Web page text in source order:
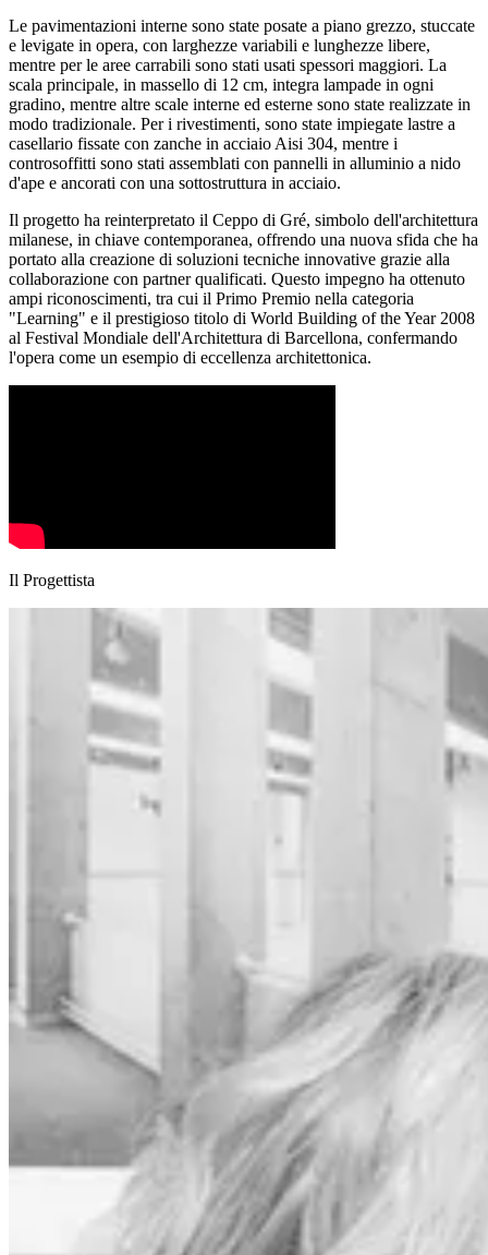
Le pavimentazioni interne sono state posate a piano grezzo, stuccate
e levigate in opera, con larghezze variabili e lunghezze libere,
mentre per le aree carrabili sono stati usati spessori maggiori. La
scala principale, in massello di 12 cm, integra lampade in ogni
gradino, mentre altre scale interne ed esterne sono state realizzate in
modo tradizionale. Per i rivestimenti, sono state impiegate lastre a
casellario fissate con zanche in acciaio Aisi 304, mentre i
controsoffitti sono stati assemblati con pannelli in alluminio a nido
d'ape e ancorati con una sottostruttura in acciaio.
Il progetto ha reinterpretato il Ceppo di Gré, simbolo dell'architettura
milanese, in chiave contemporanea, offrendo una nuova sfida che ha
portato alla creazione di soluzioni tecniche innovative grazie alla
collaborazione con partner qualificati. Questo impegno ha ottenuto
ampi riconoscimenti, tra cui il Primo Premio nella categoria
"Learning" e il prestigioso titolo di World Building of the Year 2008
al Festival Mondiale dell'Architettura di Barcellona, confermando
l'opera come un esempio di eccellenza architettonica.
Il Progettista